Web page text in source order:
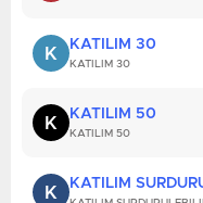
K KATILIM 30
KATILIM 30
K KATILIM 50
KATILIM 50
K KATILIM